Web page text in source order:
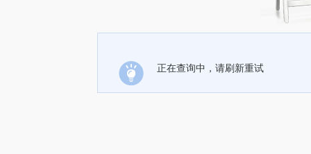
正在查询中，请刷新重试